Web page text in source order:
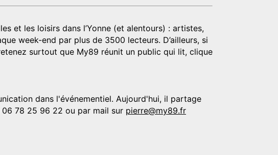
et les loisirs dans l’Yonne (et alentours) : artistes,
week-end par plus de 3500 lecteurs. D’ailleurs, si
surtout que My89 réunit un public qui lit, clique
dans l'événementiel. Aujourd'hui, il partage
78 25 96 22 ou par mail sur pierre@my89.fr